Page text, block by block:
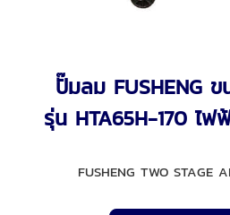
ปั๊มลม FUSHENG
รุ่น HTA65H-170 ไ
FUSHENG TWO STAGE